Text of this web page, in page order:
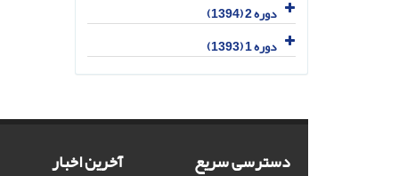
دوره 2 (1394)
دوره 1 (1393)
دسترسی سریع آخرین اخبار